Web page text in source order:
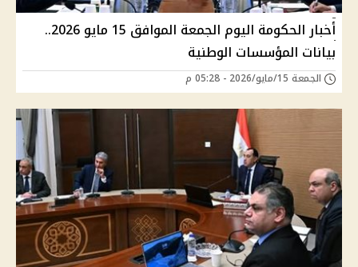
أخبار الحكومة اليوم الجمعة الموافق 15 مايو 2026..
بيانات المؤسسات الوطنية
الجمعة 15/مايو/2026 - 05:28 م